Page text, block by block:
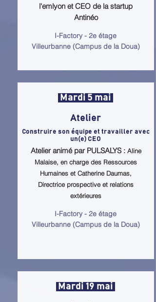
l'emlyon et CEO de la startup
Antinéo
I-Factory - 2e étage
Villeurbanne (Campus de la Doua)
Mardi 5 mai
Atelier
Construire son équipe et travailler avec
un(e) CEO
Atelier animé par PULSALYS : Aline
Malaise, en charge des Ressources
Humaines et Catherine Daumas,
Directrice prospective et relations
extérieures
I-Factory - 2e étage
Villeurbanne (Campus de la Doua)
Mardi 19 mai